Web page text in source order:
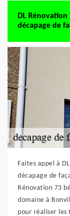
DL
décapage de
Faites appel à
décapage de
Rénovation 73
domaine à
pour réaliser les